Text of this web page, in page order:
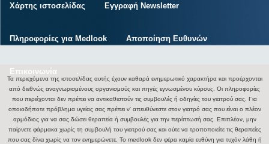
Χάρτης ιστοσελίδας Εγγραφή Newsletter
Πληροφορίες για Medlook Αποποίηση Ευθυνών
Επικοινωνία .
Τα περιεχόμενα της ιστοσελίδας αυτής έχουν καθαρά ενημερωτικό χαρακτήρα και προέρχονται
από διεθνώς αναγνωρισμένους οργανισμούς και πηγές εγνωσμένου κύρους. Οι πληροφορίες
που περιέχονται δεν πρέπει να αντικαθιστούν τις συμβουλές ή οδηγίες του γιατρού σας. Για
οποιοδήποτε πρόβλημα υγείας σας πρέπει ν' απευθύνεστε στον γιατρό σας που είναι ο πλέον
αρμόδιος για να σας δώσει θεραπεία ή συμβουλές για την περίπτωσή σας. Επιπλέον, μην
παίρνετε φάρμακα χωρίς τη συμβουλή του γιατρού σας και ούτε να τροποποιείτε τις θεραπείες
που σας δίνει χωρίς να τον ενημερώνετε. Το medlook δεν φέρει καμία ευθύνη για τυχόν λάθη ή